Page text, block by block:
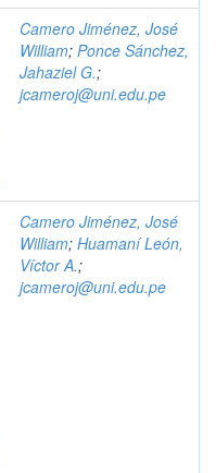
Camero Jiménez, José
William; Ponce Sánchez,
Jahaziel G.;
jcameroj@uni.edu.pe
Camero Jiménez, José
William; Huamaní León,
Víctor A.;
jcameroj@uni.edu.pe